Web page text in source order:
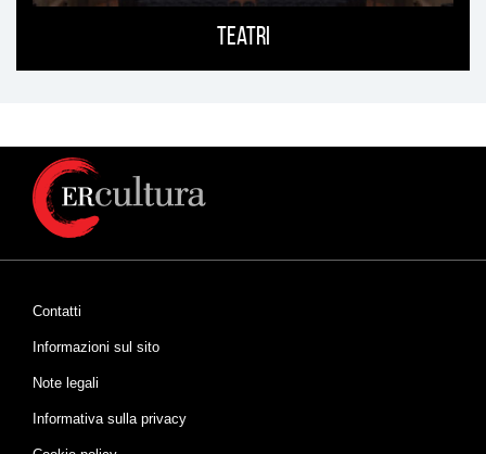
Teatri
Contatti
Informazioni sul sito
Note legali
Informativa sulla privacy